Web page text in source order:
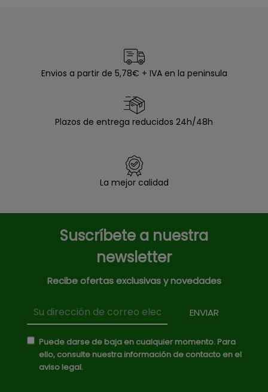
Envios a partir de 5,78€ + IVA en la peninsula
Plazos de entrega reducidos 24h/48h
La mejor calidad
Suscríbete a nuestra
newsletter
Recibe ofertas exclusivas y novedades
Puede darse de baja en cualquier momento. Para
ello, consulte nuestra información de contacto en el
aviso legal.